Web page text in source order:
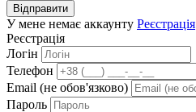
Відправити
У мене немає аккаунту Реєстрація
Реєстрація
Логін
Телефон
Email (не обов'язково)
Пароль